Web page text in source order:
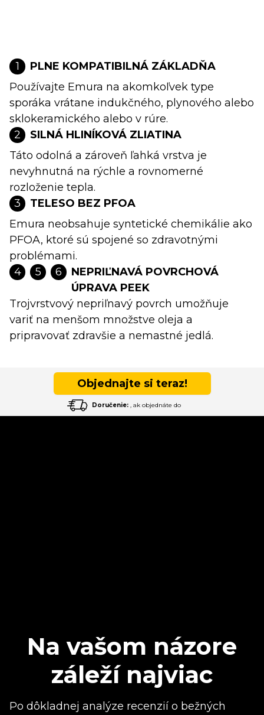
1
PLNE KOMPATIBILNÁ ZÁKLADŇA
Používajte Emura na akomkoľvek type
sporáka vrátane indukčného, plynového alebo
sklokeramického alebo v rúre.
2
SILNÁ HLINÍKOVÁ ZLIATINA
Táto odolná a zároveň ľahká vrstva je
nevyhnutná na rýchle a rovnomerné
rozloženie tepla.
3
TELESO BEZ PFOA
Emura neobsahuje syntetické chemikálie ako
PFOA, ktoré sú spojené so zdravotnými
problémami.
4
5 6
NEPRIĽNAVÁ POVRCHOVÁ
ÚPRAVA PEEK
Trojvrstvový nepriľnavý povrch umožňuje
variť na menšom množstve oleja a
pripravovať zdravšie a nemastné jedlá.
Objednajte si teraz!
Doručenie: , ak objednáte do
Na vašom názore
záleží najviac
Po dôkladnej analýze recenzií o bežných